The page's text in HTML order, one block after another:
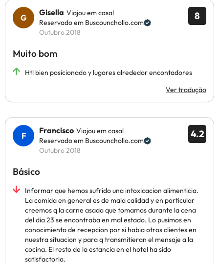
8
Gisella Viajou em casal
Reservado em Buscounchollo.com
Outubro 2018
Muito bom
Htl bien posicionado y lugares alrededor encontadores
Ver tradução
4.2
Francisco Viajou em casal
Reservado em Buscounchollo.com
Outubro 2018
Básico
Informar que hemos sufrido una intoxicacion alimenticia.
La comida en general es de mala calidad y en particular
creemos q la carne asada que tomamos durante la cena
del dia 23 se encontraba en mal estado. Lo pusimos en
conocimiento de recepcion por si habia otros clientes en
nuestra situacion y para q transmitieran el mensaje a la
cocina. El resto de la estancia en el hotel ha sido
satisfactoria.